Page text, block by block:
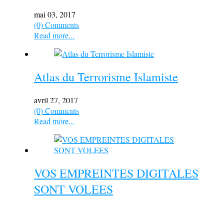
mai 03, 2017
(0) Comments
Read more...
Atlas du Terrorisme Islamiste
avril 27, 2017
(0) Comments
Read more...
VOS EMPREINTES DIGITALES
SONT VOLEES